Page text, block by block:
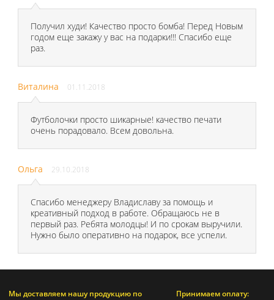
Получил худи! Качество просто бомба! Перед Новым
годом еще закажу у вас на подарки!!! Спасибо еще
раз.
Виталина 01.11.2018
Футболочки просто шикарные! качество печати
очень порадовало. Всем довольна.
Ольга 29.10.2018
Спасибо менеджеру Владиславу за помощь и
креативный подход в работе. Обращаюсь не в
первый раз. Ребята молодцы! И по срокам выручили.
Нужно было оперативно на подарок, все успели.
Мы доставляем нашу продукцию по
Принимаем оплату: